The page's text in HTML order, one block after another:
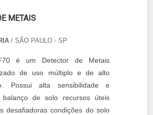
METAIS
/ SÃO PAULO - SP
é um Detector de Metais
de uso múltiplo e de alto
Possui alta sensibilidade e
de solo recursos úteis
desafiadoras condições do solo